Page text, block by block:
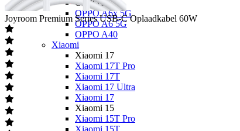
OPPO A
OPPO A6x 5G
OPPO A6 5G
OPPO A40
Xiaomi
Xiaomi 17
Xiaomi 17T Pro
Xiaomi 17T
Xiaomi 17 Ultra
Xiaomi 17
Xiaomi 15
Xiaomi 15T Pro
Xiaomi 15T
Joyroom Premium Series USB-C Oplaadkabel 60W